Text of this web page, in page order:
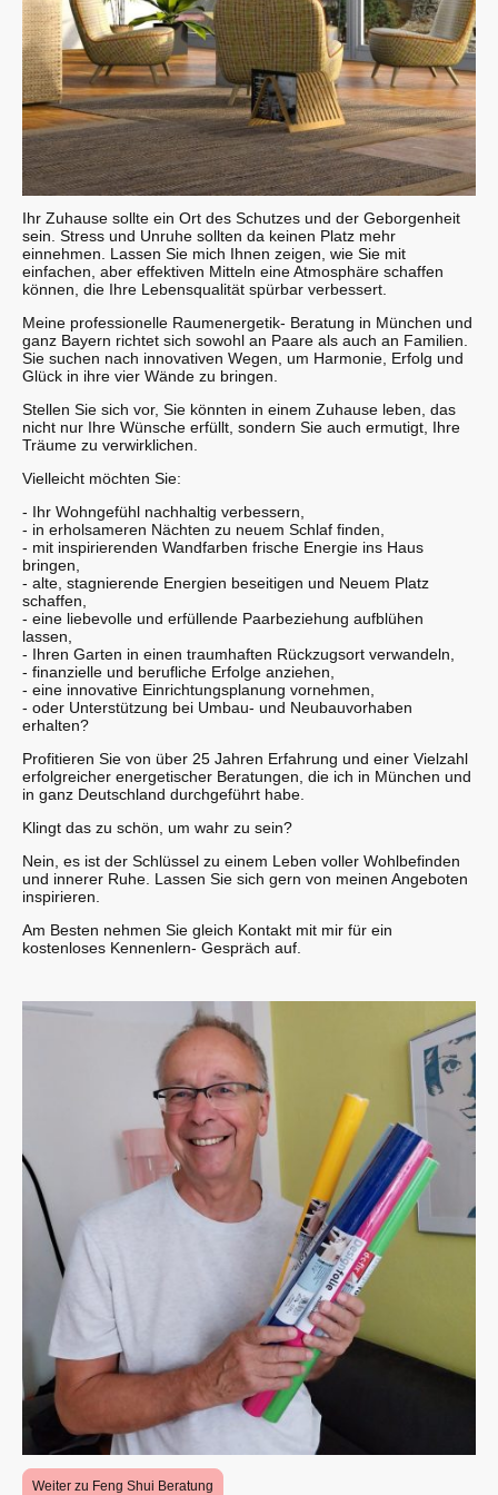
Ihr Zuhause sollte ein Ort des Schutzes und der Geborgenheit
sein. Stress und Unruhe sollten da keinen Platz mehr
einnehmen. Lassen Sie mich Ihnen zeigen, wie Sie mit
einfachen, aber effektiven Mitteln eine Atmosphäre schaffen
können, die Ihre Lebensqualität spürbar verbessert.
Meine professionelle Raumenergetik- Beratung in München und
ganz Bayern richtet sich sowohl an Paare als auch an Familien.
Sie suchen nach innovativen Wegen, um Harmonie, Erfolg und
Glück in ihre vier Wände zu bringen.
Stellen Sie sich vor, Sie könnten in einem Zuhause leben, das
nicht nur Ihre Wünsche erfüllt, sondern Sie auch ermutigt, Ihre
Träume zu verwirklichen.
Vielleicht möchten Sie:
- Ihr Wohngefühl nachhaltig verbessern,
- in erholsameren Nächten zu neuem Schlaf finden,
- mit inspirierenden Wandfarben frische Energie ins Haus
bringen,
- alte, stagnierende Energien beseitigen und Neuem Platz
schaffen,
- eine liebevolle und erfüllende Paarbeziehung aufblühen
lassen,
- Ihren Garten in einen traumhaften Rückzugsort verwandeln,
- finanzielle und berufliche Erfolge anziehen,
- eine innovative Einrichtungsplanung vornehmen,
- oder Unterstützung bei Umbau- und Neubauvorhaben
erhalten?
Profitieren Sie von über 25 Jahren Erfahrung und einer Vielzahl
erfolgreicher energetischer Beratungen, die ich in München und
in ganz Deutschland durchgeführt habe.
Klingt das zu schön, um wahr zu sein?
Nein, es ist der Schlüssel zu einem Leben voller Wohlbefinden
und innerer Ruhe. Lassen Sie sich gern von meinen Angeboten
inspirieren.
Am Besten nehmen Sie gleich Kontakt mit mir für ein
kostenloses Kennenlern- Gespräch auf.
Weiter zu Feng Shui Beratung